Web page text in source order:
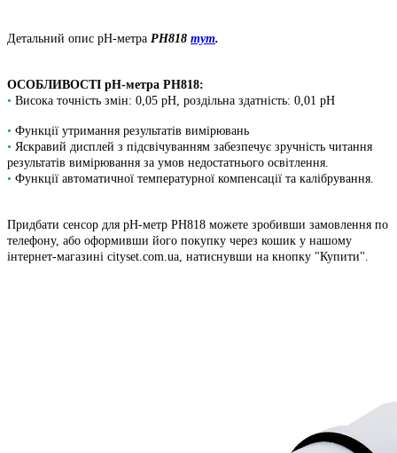
Детальний опис pH-метра PH818 тут.
ОСОБЛИВОСТІ pH-метра PH818:
• Висока точність змін: 0,05 pH, роздільна здатність: 0,01 pH
• Функції утримання результатів вимірювань
• Яскравий дисплей з підсвічуванням забезпечує зручність читання
результатів вимірювання за умов недостатнього освітлення.
• Функції автоматичної температурної компенсації та калібрування.
Придбати сенсор для pH-метр PH818 можете зробивши замовлення по
телефону, або оформивши його покупку через кошик у нашому
інтернет-магазині cityset.com.ua, натиснувши на кнопку "Купити".